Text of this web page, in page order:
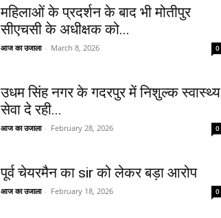
महिलाओं के प्रदर्शन के बाद भी मोतीपुर
सीएचसी के अधीक्षक को...
आज का उजाला - March 8, 2026 0
उधम सिंह नगर के गदरपुर में निशुल्क स्वास्थ्य
सेवा दे रही...
आज का उजाला - February 28, 2026 0
पूर्व चेयरमैन का sir को लेकर बड़ा आरोप
आज का उजाला - February 18, 2026 0